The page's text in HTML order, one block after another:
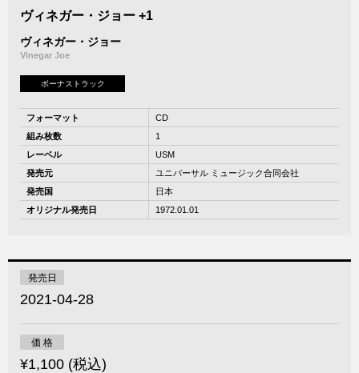
ヴィネガー・ジョー +1
ヴィネガー・ジョー
Vinegar Joe
ボーナストラック
フォーマット
CD
組み枚数
1
レーベル
USM
発売元
ユニバーサル ミュージック合同会社
発売国
日本
オリジナル発売日
1972.01.01
発売日
2021-04-28
価 格
¥1,100 (税込)